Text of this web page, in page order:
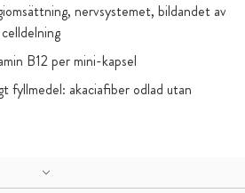
nervsystemet, bildandet av
B12 per mini-kapsel
fyllmedel: akaciafiber odlad utan